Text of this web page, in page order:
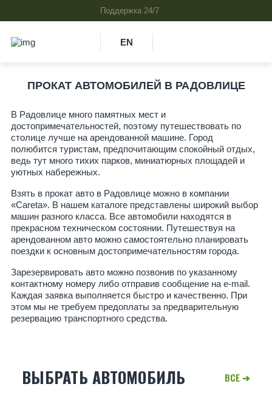
EN
ПРОКАТ АВТОМОБИЛЕЙ В РАДОВЛИЦЕ
В Радовлице много памятных мест и
достопримечательностей, поэтому путешествовать по
столице лучше на арендованной машине. Город
полюбится туристам, предпочитающим спокойный отдых,
ведь тут много тихих парков, миниатюрных площадей и
уютных набережных.
Взять в прокат авто в Радовлице можно в компании
«Careta». В нашем каталоге представлены широкий выбор
машин разного класса. Все автомобили находятся в
прекрасном техническом состоянии. Путешествуя на
арендованном авто можно самостоятельно планировать
поездки к основным достопримечательностям города.
Зарезервировать авто можно позвонив по указанному
контактному номеру либо отправив сообщение на e-mail.
Каждая заявка выполняется быстро и качественно. При
этом мы не требуем предоплаты за предварительную
резервацию транспортного средства.
ВЫБРАТЬ АВТОМОБИЛЬ